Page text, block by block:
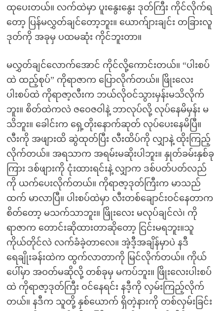
ထုပေးတယ်။ လက်ထဲမှာ ပူးနွေးနွေး ဒုတ်ကြီး ကိုင်လိုက်ရ
တော့ ပြန်မလွှတ်ချင်တော့ဘူး။ ယောက်ျားချင်း တခြားလူ
ဒုတ်ကို အခုမှ ပထမဆုံး ကိုင်ဘူးတာ။
မလွှတ်ချင်လောက်အောင် ကိုင်လို့ကောင်းတယ်။ “ပါးစပ်
ထဲ ထည့်စုပ်” ကိုရာဇာက ပြောလိုက်တယ်။ ဖြိုးလေး
ပါးစပ်ထဲ ကိုရာဇာ့လီးက ဘယ်လိုဝင်သွားမှန်းမသိလိုက်
ဘူး။ စိတ်ထဲကလဲ ဇဝေဇဝါနဲ့ ဘာလုပ်လို့ လုပ်နေမိမှန်း မ
သိဘူး။ ခေါင်းက ရှေ့တိုးနောက်ဆုတ် လုပ်ပေးနေမိပြီ။
လီးကို အဖျားထိ ဆွဲထုတ်ပြီး လီးထိပ်ကို လျှာနဲ့ ထိုးကြည့်
လိုက်တယ်။ အရသာက အရမ်းမဆိုးပါဘူး။ နှုတ်ခမ်းနှစ်ခု
ကြား ဒစ်ဖျားကို ငုံးထားရင်းနဲ့ လျှာက ဒစ်ပတ်ပတ်လည်
ကို ယက်ပေးလိုက်တယ်။ ကိုရာဇာ့ဒုတ်ကြီးက မာသည်
ထက် မာလာပြီ။ ပါးစပ်ထဲမှာ လီးတစ်ချောင်းဝင်နေတာက
စိတ်တော့ မသက်သာဘူး။ ဖြိုးလေး မလုပ်ချင်လဲ၊ ကို
ရာဇာက တောင်းဆိုထားတာဆိုတော့ ငြင်းမရဘူး။သူ
ကိုယ်တိုင်လဲ လက်ခံခဲ့တာလေ။ အဲ့ဒီ့အချိန်မှာပဲ နဒီ
ရေချိုးခန်းထဲက ထွက်လာတာကို မြင်လိုက်တယ်။ ကိုယ်
ပေါ်မှာ အဝတ်မဆိုလို့ တစ်ခုမှ မကပ်ဘူး။ ဖြိုးလေးပါးစပ်
ထဲ ကိုရာဇာ့ဒုတ်ကြီး ဝင်နေရင်း နဒီ့ကို လှမ်းကြည့်လိုက်
တယ်။ နဒီက သူတို့ နှစ်ယောက် ရှိတဲ့နားကို တစ်လှမ်းခြင်း